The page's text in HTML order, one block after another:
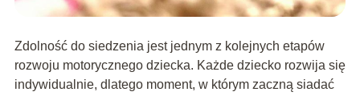
Zdolność do siedzenia jest jednym z kolejnych etapów
rozwoju motorycznego dziecka. Każde dziecko rozwija się
indywidualnie, dlatego moment, w którym zaczną siadać